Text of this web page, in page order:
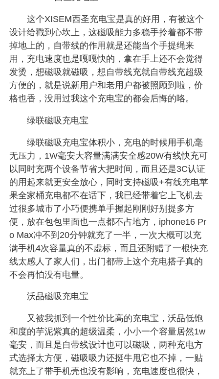
这个XISEM西圣充电宝是真的好用，有被这个
设计给戳到心坎上，这磁吸能力多稳手拎着都不带
掉地上的，自带线的作用就是还能当个手提绳来
用，充电速度也是嘎嘎快的，拿在手上还不会觉得
发烫，想磁吸就磁吸，想自带线充就自带线充超级
方便的，就是说新用户和老用户都被照顾到啦，价
格也香，没用过我这个充电宝的都会后悔的咯。
绿联磁吸充电宝
绿联磁吸充电宝体积小，充电的时候用手机毫
无压力，1W毫安大容量满满安全感20W有线快充可
以同时充两个设备节省大把时间，而且还是3C认证
的用起来就更安全放心，同时支持磁吸+有线充电苹
果全家桶充电都不在话下，我已经带着它上飞机去
过很多城市了小巧便携单手握起刚刚好别提多方
便，放在包包里面也一点都不占地方，iphone16 Pr
o Max冲不到20分钟就充了一半，一次大概可以充
满手机4次容量真的不虚标，而且还附赠了一根快充
线太感人了家人们，出门都带上这个充电搭子真的
不会再怕没有电量。
沃品磁吸充电宝
又被我抓到一个性价比高的充电宝，沃品低饱
和度的芋泥紫真的超级温柔，小小一个容量居然1w
毫安，而且是自带线设计也可以磁吸，两种充电方
式选择太方便，磁吸吸力还挺牛甩它也不掉，一贴
就充上了带手机壳也没有影响，充电速度也很快，